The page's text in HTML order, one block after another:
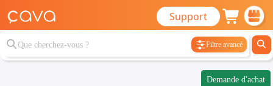
Support
Filtre avancé
Demande d'achat